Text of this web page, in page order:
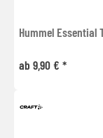
Hummel Essential
ab 9,90 € *